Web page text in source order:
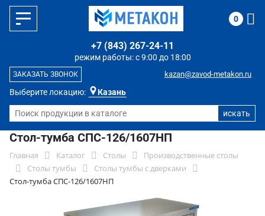
Выберите локацию: Казань
режим работы: с 9:00 до 18:00
+7 (843) 267-24-11
kazan@zavod-metakon.ru
ЗАКАЗАТЬ ЗВОНОК
0
Стол-тумба СПС-126/1607НП
Главная Каталог Столы
Производственные столы
Столы тумбы
Столы тумбы с дверками
Стол-тумба СПС-126/1607НП